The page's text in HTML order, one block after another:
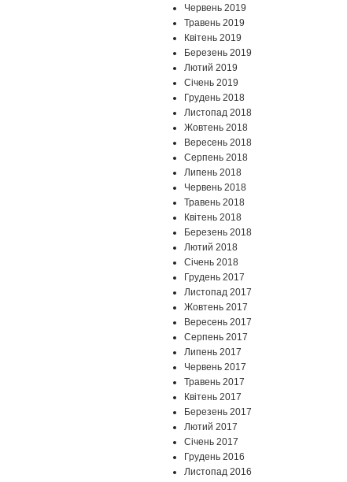
Червень 2019
Травень 2019
Квітень 2019
Березень 2019
Лютий 2019
Січень 2019
Грудень 2018
Листопад 2018
Жовтень 2018
Вересень 2018
Серпень 2018
Липень 2018
Червень 2018
Травень 2018
Квітень 2018
Березень 2018
Лютий 2018
Січень 2018
Грудень 2017
Листопад 2017
Жовтень 2017
Вересень 2017
Серпень 2017
Липень 2017
Червень 2017
Травень 2017
Квітень 2017
Березень 2017
Лютий 2017
Січень 2017
Грудень 2016
Листопад 2016